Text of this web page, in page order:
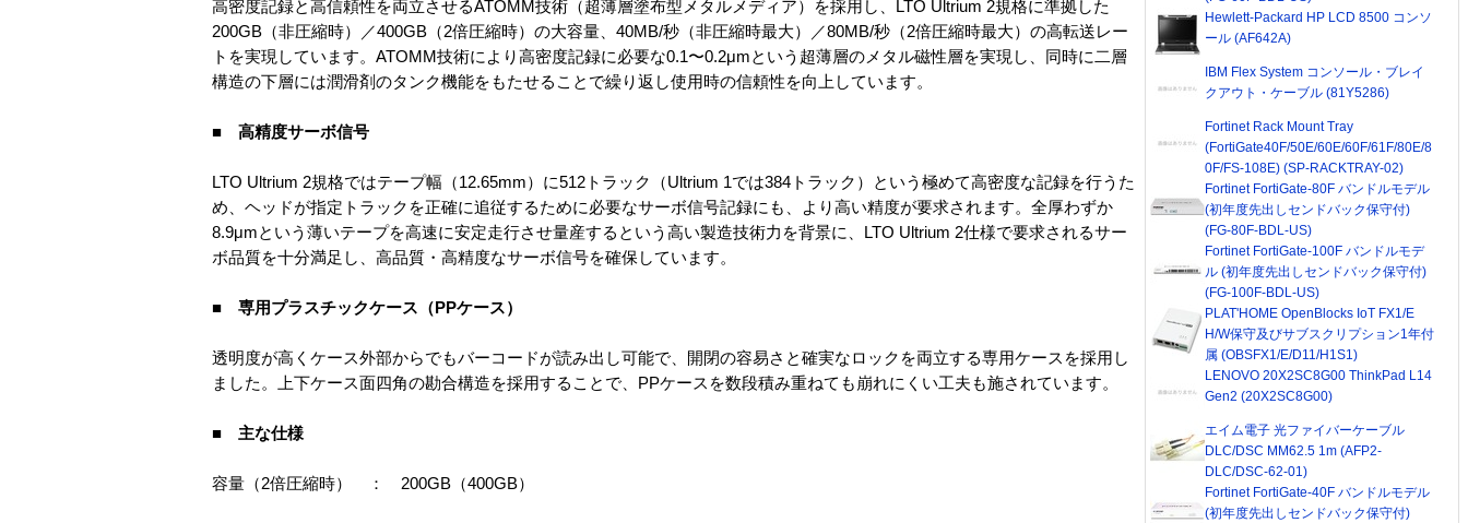
高密度記録と高信頼性を両立させるATOMM技術（超薄層塗布型メタルメディア）を採用し、LTO Ultrium 2規格に準拠した
200GB（非圧縮時）／400GB（2倍圧縮時）の大容量、40MB/秒（非圧縮時最大）／80MB/秒（2倍圧縮時最大）の高転送レー
トを実現しています。ATOMM技術により高密度記録に必要な0.1〜0.2μmという超薄層のメタル磁性層を実現し、同時に二層
構造の下層には潤滑剤のタンク機能をもたせることで繰り返し使用時の信頼性を向上しています。
■ 高精度サーボ信号
LTO Ultrium 2規格ではテープ幅（12.65mm）に512トラック（Ultrium 1では384トラック）という極めて高密度な記録を行うた
め、ヘッドが指定トラックを正確に追従するために必要なサーボ信号記録にも、より高い精度が要求されます。全厚わずか
8.9μmという薄いテープを高速に安定走行させ量産するという高い製造技術力を背景に、LTO Ultrium 2仕様で要求されるサー
ボ品質を十分満足し、高品質・高精度なサーボ信号を確保しています。
■ 専用プラスチックケース（PPケース）
透明度が高くケース外部からでもバーコードが読み出し可能で、開閉の容易さと確実なロックを両立する専用ケースを採用し
ました。上下ケース面四角の勘合構造を採用することで、PPケースを数段積み重ねても崩れにくい工夫も施されています。
■ 主な仕様
容量（2倍圧縮時） ： 200GB（400GB）
Hewlett-Packard HP LCD 8500 コンソ
ール (AF642A)
IBM Flex System コンソール・ブレイ
クアウト・ケーブル (81Y5286)
Fortinet Rack Mount Tray
(FortiGate40F/50E/60E/60F/61F/80E/8
0F/FS-108E) (SP-RACKTRAY-02)
Fortinet FortiGate-80F バンドルモデル
(初年度先出しセンドバック保守付)
(FG-80F-BDL-US)
Fortinet FortiGate-100F バンドルモデ
ル (初年度先出しセンドバック保守付)
(FG-100F-BDL-US)
PLAT'HOME OpenBlocks IoT FX1/E
H/W保守及びサブスクリプション1年付
属 (OBSFX1/E/D11/H1S1)
LENOVO 20X2SC8G00 ThinkPad L14
Gen2 (20X2SC8G00)
エイム電子 光ファイバーケーブル
DLC/DSC MM62.5 1m (AFP2-
DLC/DSC-62-01)
Fortinet FortiGate-40F バンドルモデル
(初年度先出しセンドバック保守付)